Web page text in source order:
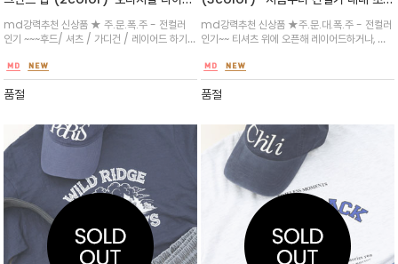
스 /유니섹스 / 크랙 프린팅 기법으로
레트로한 무드
md강력추천 신상품 ★ 주.문.폭.주 - 전컬러
인기 ~~~후드/ 셔츠 / 가디건 / 레이어드 하기에
다양하게 활용 가능합니다.피그먼트 워싱 처리로
고급스러운 색감이 특징/ 여성은 박시한 탑으로~
품절
을까지도~~텁텁하지않게 ~~자연스러운
크링클 텍스처로 바스락하고 산뜻해 답
답함 없이, 간절기엔 가벼운 아우터처럼
툭 걸치기 좋습니다.
md강력추천 신상품 ★주.문.대.폭.주 - 전컬러
인기~~ 티셔츠 위에 오픈해 레이어드하거나, 단
데일리 룩
품절